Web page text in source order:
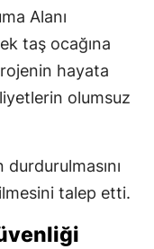
Alanı
taş ocağına
hayata
olumsuz
talep etti.